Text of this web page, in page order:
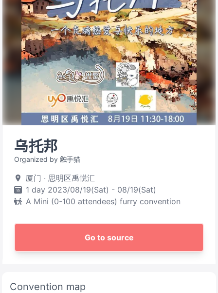
乌托邦
Organized by 触手猫
厦门 · 思明区禹悦汇
1 day 2023/08/19(Sat) - 08/19(Sat)
A Mini (0-100 attendees) furry convention
Go to source
Convention map